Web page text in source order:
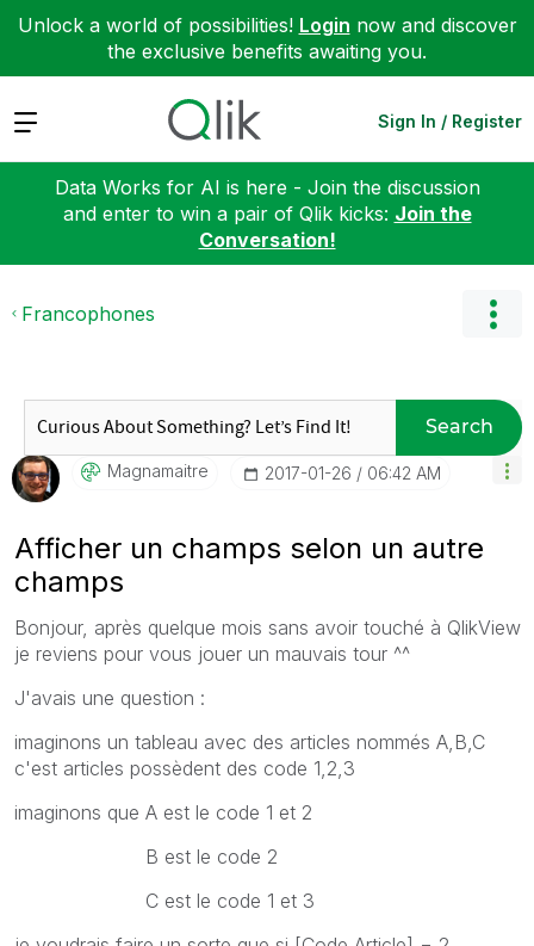
Unlock a world of possibilities! Login now and discover
the exclusive benefits awaiting you.
Expand Sign In / Register
Data Works for AI is here - Join the discussion
and enter to win a pair of Qlik kicks: Join the
Conversation!
Francophones
Search
Magnamaitre ‎2017-01-26 06:42 AM
Afficher un champs selon un autre
champs
Bonjour, après quelque mois sans avoir touché à QlikView
je reviens pour vous jouer un mauvais tour ^^
J'avais une question :
imaginons un tableau avec des articles nommés A,B,C
c'est articles possèdent des code 1,2,3
imaginons que A est le code 1 et 2
B est le code 2
C est le code 1 et 3